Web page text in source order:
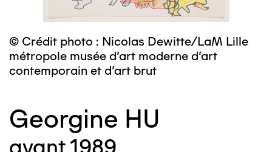
© Crédit photo : Nicolas Dewitte/LaM Lille
métropole musée d’art moderne d’art
contemporain et d’art brut
Georgine HU